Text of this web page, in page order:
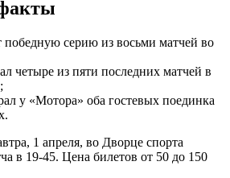
серию из восьми матчей во
четыре из пяти последних матчей в
у «Мотора» оба гостевых поединка
1 апреля, во Дворце спорта
в 19-45. Цена билетов от 50 до 150